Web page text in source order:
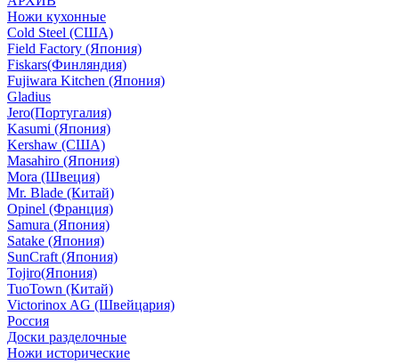
Ножи кухонные
Cold Steel (США)
Field Factory (Япония)
Fiskars(Финляндия)
Fujiwara Kitchen (Япония)
Gladius
Jero(Португалия)
Kasumi (Япония)
Kershaw (США)
Masahiro (Япония)
Mora (Швеция)
Mr. Blade (Китай)
Opinel (Франция)
Samura (Япония)
Satake (Япония)
SunCraft (Япония)
Tojiro(Япония)
TuoTown (Китай)
Victorinox AG (Швейцария)
Россия
Доски разделочные
Ножи исторические